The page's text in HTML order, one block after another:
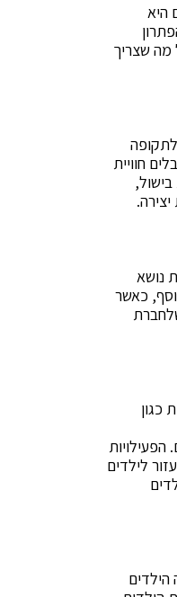
היא
מה שצריך
חוויית
נושא
כאשר
כגון
הפעילויות
לילדים
הילדים